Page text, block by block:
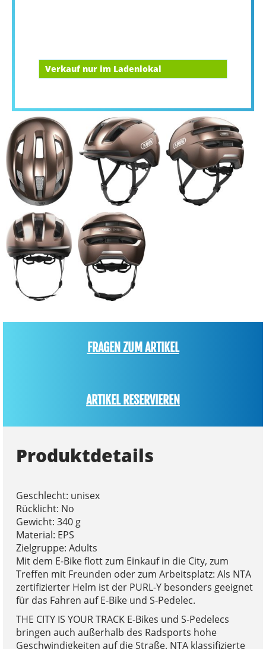
Verkauf nur im Ladenlokal
FRAGEN ZUM ARTIKEL
ARTIKEL RESERVIEREN
Produktdetails
Geschlecht: unisex
Rücklicht: No
Gewicht: 340 g
Material: EPS
Zielgruppe: Adults
Mit dem E-Bike flott zum Einkauf in die City, zum
Treffen mit Freunden oder zum Arbeitsplatz: Als NTA
zertifizierter Helm ist der PURL-Y besonders geeignet
für das Fahren auf E-Bike und S-Pedelec.
THE CITY IS YOUR TRACK E-Bikes und S-Pedelecs
bringen auch außerhalb des Radsports hohe
Geschwindigkeiten auf die Straße. NTA klassifizierte